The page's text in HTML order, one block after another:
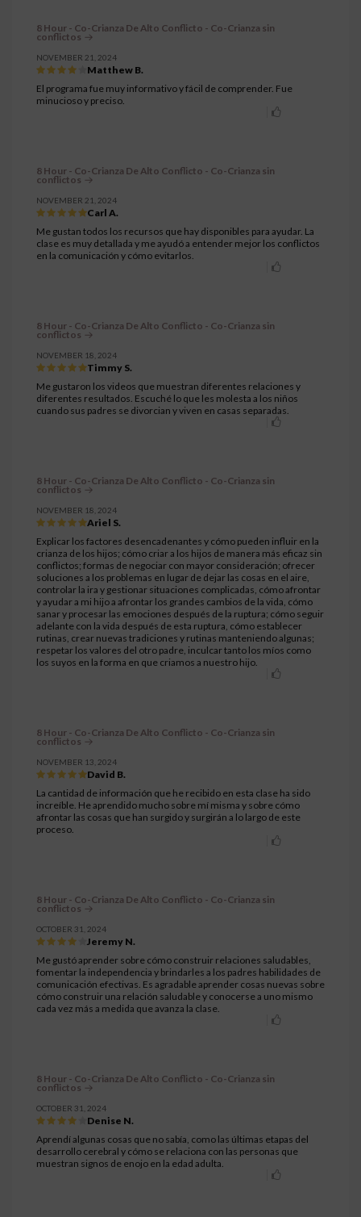
8 Hour - Co-Crianza De Alto Conflicto - Co-Crianza sin
conflictos
NOVEMBER 21, 2024
Matthew B.
El programa fue muy informativo y fácil de comprender. Fue
minucioso y preciso.
8 Hour - Co-Crianza De Alto Conflicto - Co-Crianza sin
conflictos
NOVEMBER 21, 2024
Carl A.
Me gustan todos los recursos que hay disponibles para ayudar. La
clase es muy detallada y me ayudó a entender mejor los conflictos
en la comunicación y cómo evitarlos.
8 Hour - Co-Crianza De Alto Conflicto - Co-Crianza sin
conflictos
NOVEMBER 18, 2024
Timmy S.
Me gustaron los videos que muestran diferentes relaciones y
diferentes resultados. Escuché lo que les molesta a los niños
cuando sus padres se divorcian y viven en casas separadas.
8 Hour - Co-Crianza De Alto Conflicto - Co-Crianza sin
conflictos
NOVEMBER 18, 2024
Ariel S.
Explicar los factores desencadenantes y cómo pueden influir en la
crianza de los hijos; cómo criar a los hijos de manera más eficaz sin
conflictos; formas de negociar con mayor consideración; ofrecer
soluciones a los problemas en lugar de dejar las cosas en el aire,
controlar la ira y gestionar situaciones complicadas, cómo afrontar
y ayudar a mi hijo a afrontar los grandes cambios de la vida, cómo
sanar y procesar las emociones después de la ruptura; cómo seguir
adelante con la vida después de esta ruptura, cómo establecer
rutinas, crear nuevas tradiciones y rutinas manteniendo algunas;
respetar los valores del otro padre, inculcar tanto los míos como
los suyos en la forma en que criamos a nuestro hijo.
8 Hour - Co-Crianza De Alto Conflicto - Co-Crianza sin
conflictos
NOVEMBER 13, 2024
David B.
La cantidad de información que he recibido en esta clase ha sido
increíble. He aprendido mucho sobre mí misma y sobre cómo
afrontar las cosas que han surgido y surgirán a lo largo de este
proceso.
8 Hour - Co-Crianza De Alto Conflicto - Co-Crianza sin
conflictos
OCTOBER 31, 2024
Jeremy N.
Me gustó aprender sobre cómo construir relaciones saludables,
fomentar la independencia y brindarles a los padres habilidades de
comunicación efectivas. Es agradable aprender cosas nuevas sobre
cómo construir una relación saludable y conocerse a uno mismo
cada vez más a medida que avanza la clase.
8 Hour - Co-Crianza De Alto Conflicto - Co-Crianza sin
conflictos
OCTOBER 31, 2024
Denise N.
Aprendí algunas cosas que no sabía, como las últimas etapas del
desarrollo cerebral y cómo se relaciona con las personas que
muestran signos de enojo en la edad adulta.